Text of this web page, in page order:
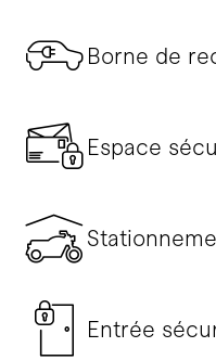
Borne de
Espace
Entrée